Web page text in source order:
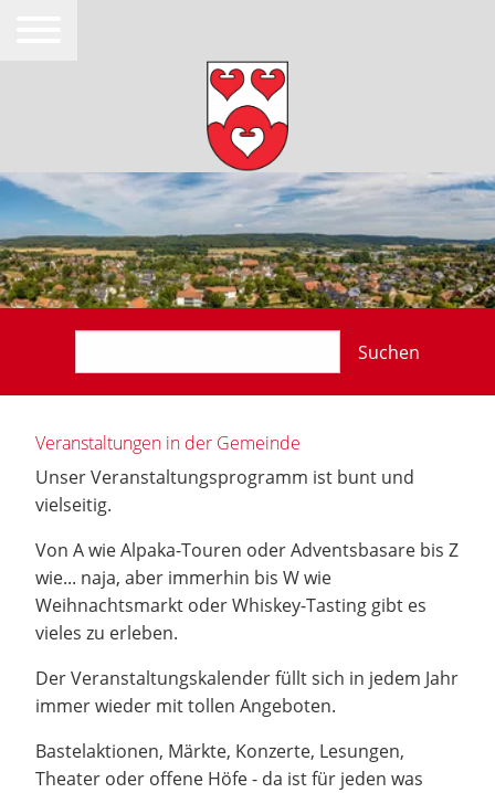
Suchen
Veranstaltungen in der Gemeinde
Unser Veranstaltungsprogramm ist bunt und
vielseitig.
Von A wie Alpaka-Touren oder Adventsbasare bis Z
wie... naja, aber immerhin bis W wie
Weihnachtsmarkt oder Whiskey-Tasting gibt es
vieles zu erleben.
Der Veranstaltungskalender füllt sich in jedem Jahr
immer wieder mit tollen Angeboten.
Bastelaktionen, Märkte, Konzerte, Lesungen,
Theater oder offene Höfe - da ist für jeden was